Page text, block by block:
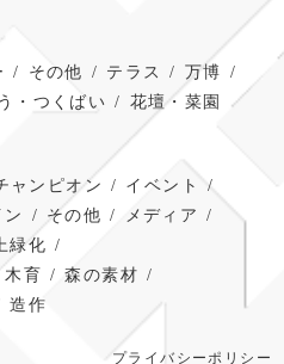
その他 テラス
万博
・つくばい 花壇・菜園
ャンピオン
イベント
ン その他
メディア
緑化
木育
森の素材
造作
プライバシーポリシー